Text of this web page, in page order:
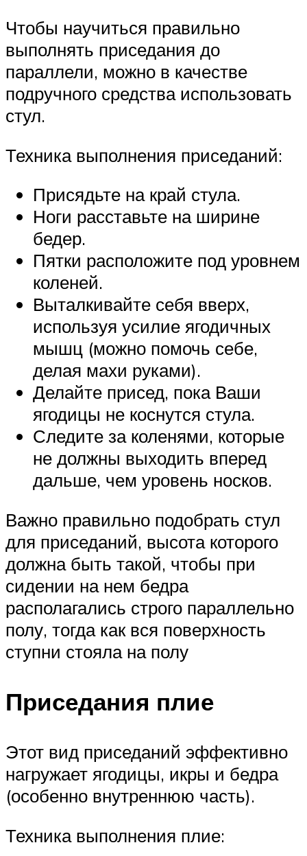
Чтобы научиться правильно
выполнять приседания до
параллели, можно в качестве
подручного средства использовать
стул.
Техника выполнения приседаний:
Присядьте на край стула.
Ноги расставьте на ширине
бедер.
Пятки расположите под уровнем
коленей.
Выталкивайте себя вверх,
используя усилие ягодичных
мышц (можно помочь себе,
делая махи руками).
Делайте присед, пока Ваши
ягодицы не коснутся стула.
Следите за коленями, которые
не должны выходить вперед
дальше, чем уровень носков.
Важно правильно подобрать стул
для приседаний, высота которого
должна быть такой, чтобы при
сидении на нем бедра
располагались строго параллельно
полу, тогда как вся поверхность
ступни стояла на полу
Приседания плие
Этот вид приседаний эффективно
нагружает ягодицы, икры и бедра
(особенно внутреннюю часть).
Техника выполнения плие: